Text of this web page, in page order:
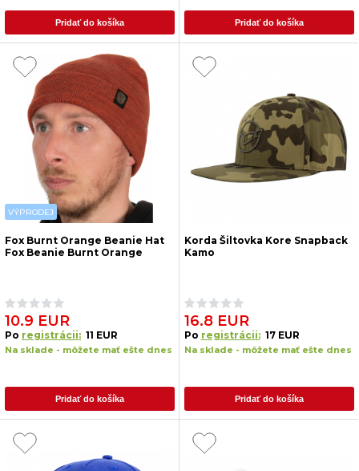
Pridať do košíka Pridať do košíka
VÝPRODEJ
Fox Burnt Orange Beanie Hat
Fox Beanie Burnt Orange
10.9 EUR
Po registrácii: 11 EUR
Na sklade - môžete mať ešte dnes
Pridať do košíka
Korda Šiltovka Kore Snapback
Kamo
16.8 EUR
Po registrácii: 17 EUR
Na sklade - môžete mať ešte dnes
Pridať do košíka